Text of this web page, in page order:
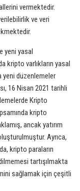
vermektedir.
ve veri
yeni yasal
kripto varlıkların yasal
düzenlemeler
16 Nisan 2021 tarihli
Kripto
kripto
ancak yatırım
Ayrıca,
kripto paraların
tartışılmakta
sağlamak için çeşitli